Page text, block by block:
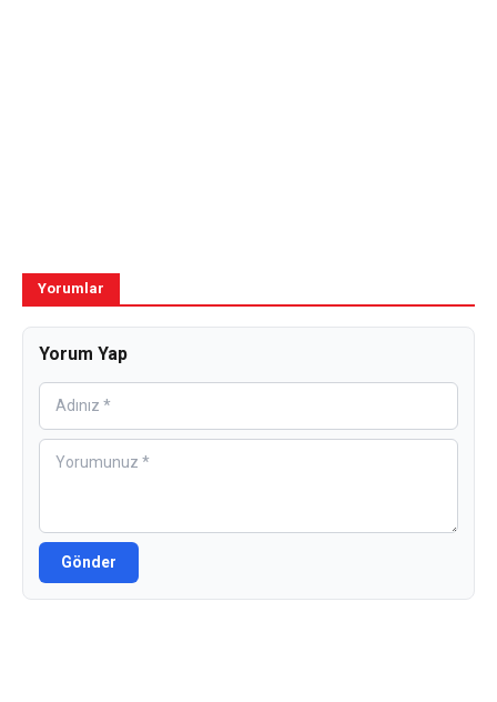
Yorumlar
Yorum Yap
Gönder